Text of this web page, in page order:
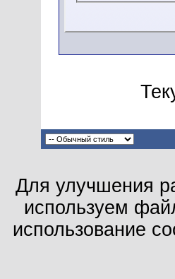
Для улучшения
используем
использование